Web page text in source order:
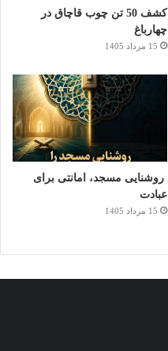
کشف 50 تن چوب قاچاق در
چهارباغ
15 مرداد 1405
روشنایی مسجد، امانتی برای
عبادت
15 مرداد 1405